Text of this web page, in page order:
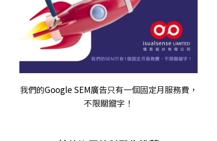
我們的Google SEM廣告只有一個固定月服務費，
不限關𨫡字！